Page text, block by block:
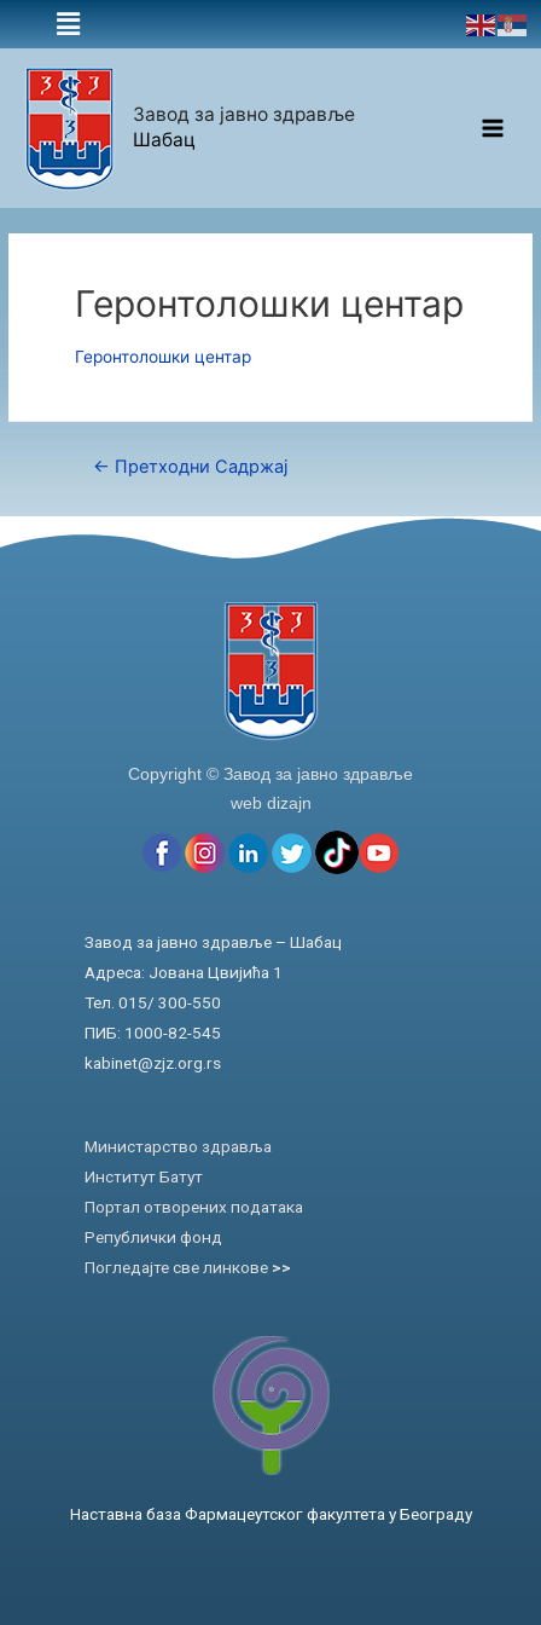
Завод за јавно здравље
Шабац
Геронтолошки центар
Геронтолошки центар
← Претходни Садржај
Copyright © Завод за јавно здравље
web dizajn
Завод за јавно здравље – Шабац
Адреса: Јована Цвијића 1
Тел. 015/ 300-550
ПИБ: 1000-82-545
kabinet@zjz.org.rs
Министарство здравља
Институт Батут
Портал отворених података
Републички фонд
Погледајте све линкове >>
Наставна база Фармацеутског факултета у Београду